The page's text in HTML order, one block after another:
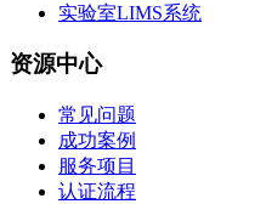
实验室LIMS系统
资源中心
常见问题
成功案例
服务项目
认证流程